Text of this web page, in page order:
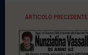
ARTICOLO PRECEDENTE